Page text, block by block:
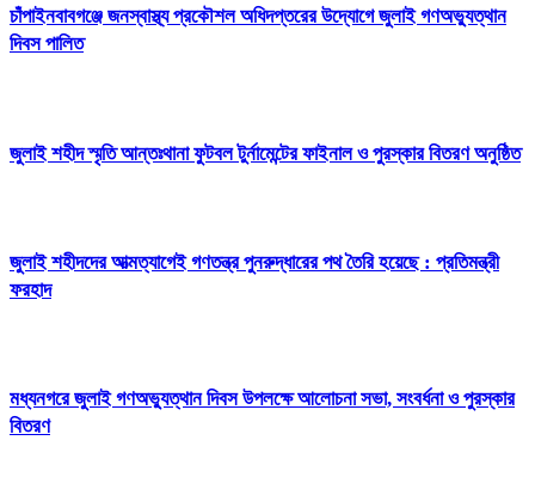
চাঁপাইনবাবগঞ্জে জনস্বাস্থ্য প্রকৌশল অধিদপ্তরের উদ্যোগে জুলাই গণঅভ্যুত্থান
দিবস পালিত
জুলাই শহীদ স্মৃতি আন্তঃথানা ফুটবল টুর্নামেন্টের ফাইনাল ও পুরস্কার বিতরণ অনুষ্ঠিত
জুলাই শহীদদের আত্মত্যাগেই গণতন্ত্র পুনরুদ্ধারের পথ তৈরি হয়েছে : প্রতিমন্ত্রী
ফরহাদ
মধ্যনগরে জুলাই গণঅভ্যুত্থান দিবস উপলক্ষে আলোচনা সভা, সংবর্ধনা ও পুরস্কার
বিতরণ